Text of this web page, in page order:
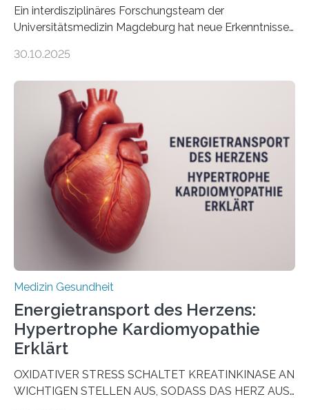
Ein interdisziplinäres Forschungsteam der
Universitätsmedizin Magdeburg hat neue Erkenntnisse
behandelt werden kann. In ihrer aktuellen Studie,
Oncology, zeigen die Forschenden, dass Mini-Tumore
aus Gewebe von Patientinnen und Patienten –
sogenannte Organoide – genutzt werden können, um
vorab zu prüfen, welche Medikamente am besten
wirken. Dabei wurde ein Eiweiß identifiziert, das künftig
als Biomarker für die Wahl der passenden Therapie
dienen könnte. Darmkrebs zählt weltweit zu den
häufigsten Krebsarten und stellt…
30.10.2025
Medizin Gesundheit
Energietransport des Herzens:
Hypertrophe Kardiomyopathie
Erklärt
OXIDATIVER STRESS SCHALTET KREATINKINASE AN
WICHTIGEN STELLEN AUS, SODASS DAS HERZ AUS